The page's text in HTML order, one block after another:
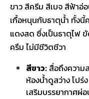
ขาว สีครีม สีเบจ สีฟ้าอ่
เกื้อหนุนกับธาตุน้ำ ทั้งนี้
แดงสด ซึ่งเป็นธาตุไฟ
ครึม ไม่มีชีวิตชีวา
สีขาว: สื่อถึงความ
ห้องน้ำดูสว่าง โป
เสริมบรรยากาศผ่